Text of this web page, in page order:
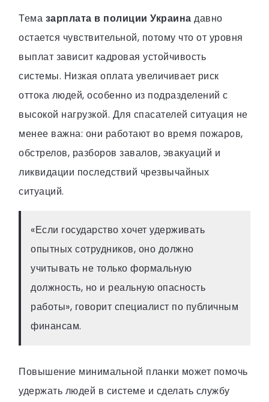
Тема зарплата в полиции Украина давно
остается чувствительной, потому что от уровня
выплат зависит кадровая устойчивость
системы. Низкая оплата увеличивает риск
оттока людей, особенно из подразделений с
высокой нагрузкой. Для спасателей ситуация не
менее важна: они работают во время пожаров,
обстрелов, разборов завалов, эвакуаций и
ликвидации последствий чрезвычайных
ситуаций.
«Если государство хочет удерживать
опытных сотрудников, оно должно
учитывать не только формальную
должность, но и реальную опасность
работы», говорит специалист по публичным
финансам.
Повышение минимальной планки может помочь
удержать людей в системе и сделать службу